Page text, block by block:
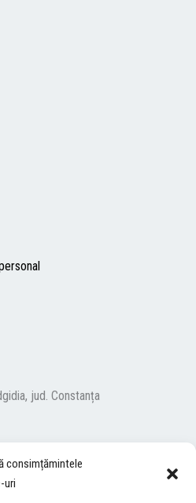
consimțămintele
uri
jud. Constanța
Y
I